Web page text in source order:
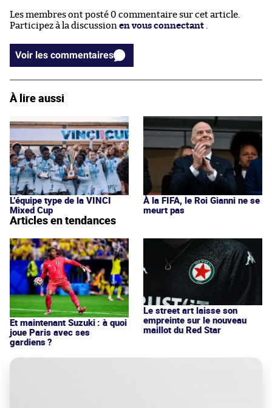
Les membres ont posté 0 commentaire sur cet article.
Participez à la discussion en vous connectant
Voir les commentaires
À lire aussi
L’équipe type de la VINCI
Mixed Cup
À la FIFA, le Roi Gianni ne se
meurt pas
Articles en tendances
Et maintenant Suzuki : à quoi
joue Paris avec ses
gardiens ?
Le street art laisse son
empreinte sur le nouveau
maillot du Red Star